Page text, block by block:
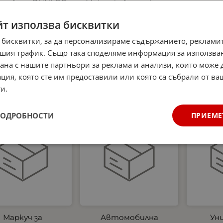
DUNLOP
за
на
€ / 32.27 лв.
Микрофибърна къпра
автомобил Dunlop -
аромат Океан
4.99 € / 9.76 лв.
Маркуч за
Автомобилна
Нов продукт
използва бисквитки
за да персонализираме съдържанието,
трафик. Също така споделяме информация за
с нашите партньори за реклама и анализи, които може
която сте им предоставили или която са събрали от